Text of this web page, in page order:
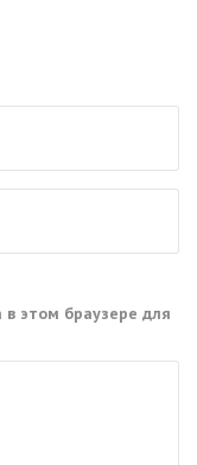
этом браузере для